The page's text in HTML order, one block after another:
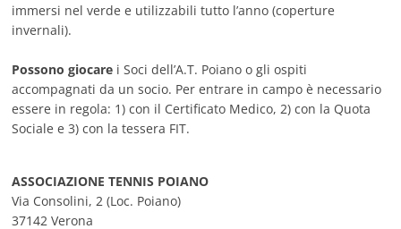
immersi nel verde e utilizzabili tutto l’anno (coperture
invernali).
Possono giocare i Soci dell’A.T. Poiano o gli ospiti
accompagnati da un socio. Per entrare in campo è necessario
essere in regola: 1) con il Certificato Medico, 2) con la Quota
Sociale e 3) con la tessera FIT.
ASSOCIAZIONE TENNIS POIANO
Via Consolini, 2 (Loc. Poiano)
37142 Verona